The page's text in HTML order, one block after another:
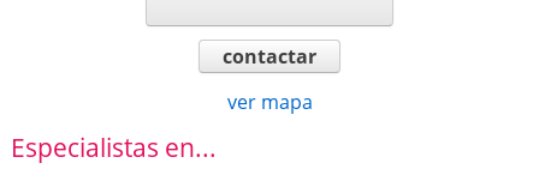
contactar
ver mapa
Especialistas en...